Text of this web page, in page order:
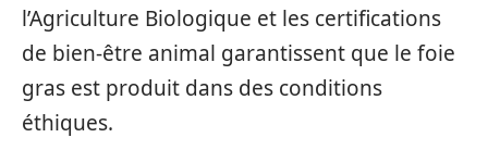
l’Agriculture Biologique et les certifications
de bien-être animal garantissent que le foie
gras est produit dans des conditions
éthiques.